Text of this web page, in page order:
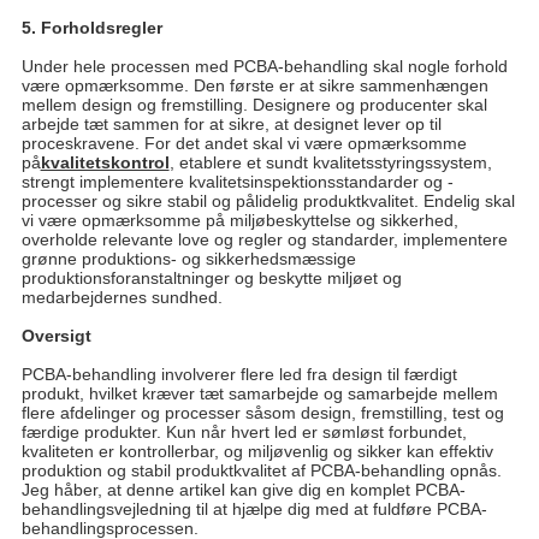
5. Forholdsregler
Under hele processen med PCBA-behandling skal nogle forhold
være opmærksomme. Den første er at sikre sammenhængen
mellem design og fremstilling. Designere og producenter skal
arbejde tæt sammen for at sikre, at designet lever op til
proceskravene. For det andet skal vi være opmærksomme
påkvalitetskontrol , etablere et sundt kvalitetsstyringssystem,
strengt implementere kvalitetsinspektionsstandarder og -
processer og sikre stabil og pålidelig produktkvalitet. Endelig skal
vi være opmærksomme på miljøbeskyttelse og sikkerhed,
overholde relevante love og regler og standarder, implementere
grønne produktions- og sikkerhedsmæssige
produktionsforanstaltninger og beskytte miljøet og
medarbejdernes sundhed.
Oversigt
PCBA-behandling involverer flere led fra design til færdigt
produkt, hvilket kræver tæt samarbejde og samarbejde mellem
flere afdelinger og processer såsom design, fremstilling, test og
færdige produkter. Kun når hvert led er sømløst forbundet,
kvaliteten er kontrollerbar, og miljøvenlig og sikker kan effektiv
produktion og stabil produktkvalitet af PCBA-behandling opnås.
Jeg håber, at denne artikel kan give dig en komplet PCBA-
behandlingsvejledning til at hjælpe dig med at fuldføre PCBA-
behandlingsprocessen.